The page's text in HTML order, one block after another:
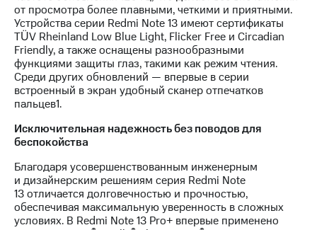
от просмотра более плавными, четкими и приятными.
Устройства серии Redmi Note 13 имеют сертификаты
TÜV Rheinland Low Blue Light, Flicker Free и Circadian
Friendly, а также оснащены разнообразными
функциями защиты глаз, такими как режим чтения.
Среди других обновлений — впервые в серии
встроенный в экран удобный сканер отпечатков
пальцев1.
Исключительная надежность без поводов для
беспокойства
Благодаря усовершенствованным инженерным
и дизайнерским решениям серия Redmi Note
13 отличается долговечностью и прочностью,
обеспечивая максимальную уверенность в сложных
условиях. В Redmi Note 13 Pro+ впервые применено